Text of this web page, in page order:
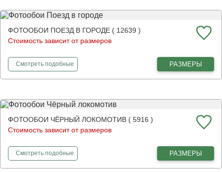
ФОТООБОИ ПОЕЗД В ГОРОДЕ ( 12639 )
Стоимость зависит от размеров
Смотретьфотообои
подобные РАЗМЕРЫ
ФОТООБОИ ЧЁРНЫЙ ЛОКОМОТИВ ( 5916 )
Стоимость зависит от размеров
Смотретьфотообои
подобные РАЗМЕРЫ